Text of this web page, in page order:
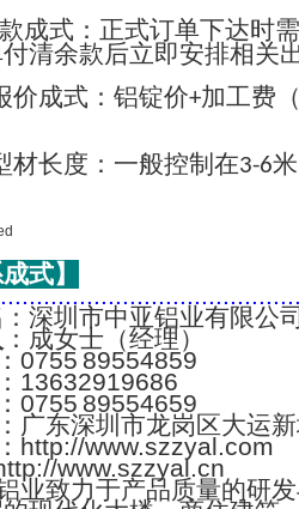
成式：正式订单下达时
清余款后立即安排相关
价成式：铝锭价+加工费
材长度：一般控制在3-6
式】
：深圳市中亚铝业有限公司
：成女士（经理）
0755 89554859
13632919686
0755 89554659
广东深圳市龙岗区大运
http://www.szzyal.com
www.szzyal.cn
业致力于产品质量的研